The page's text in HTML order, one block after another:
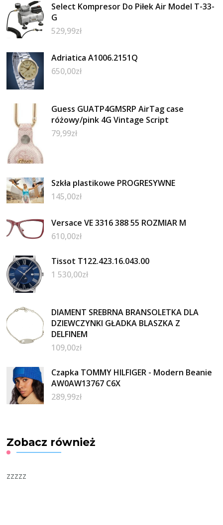
Select Kompresor Do Piłek Air Model T-33-
G
529,99zł
Adriatica A1006.2151Q
650,00zł
Guess GUATP4GMSRP AirTag case
różowy/pink 4G Vintage Script
79,99zł
Szkła plastikowe PROGRESYWNE
145,00zł
Versace VE 3316 388 55 ROZMIAR M
610,00zł
Tissot T122.423.16.043.00
1 530,00zł
DIAMENT SREBRNA BRANSOLETKA DLA
DZIEWCZYNKI GŁADKA BLASZKA Z
DELFINEM
109,00zł
Czapka TOMMY HILFIGER - Modern Beanie
AW0AW13767 C6X
289,99zł
Zobacz również
zzzzz